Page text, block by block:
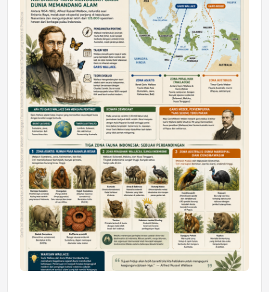
DAERAH
Astra Motor Kalimantan Timur 2 Dukung
Mahasiswa Samarinda dalam Astra
Honda SDGs Future Leaders 2026
Jumat, 10 Jul 2026 19:01